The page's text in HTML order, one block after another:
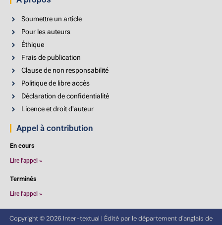
Soumettre un article
Pour les auteurs
Éthique
Frais de publication
Clause de non responsabilité
Politique de libre accès
Déclaration de confidentialité
Licence et droit d'auteur
Appel à contribution
En cours
Lire l'appel »
Terminés
Lire l'appel »
Copyright © 2026 Inter-textual | Édité par le département d'anglais de